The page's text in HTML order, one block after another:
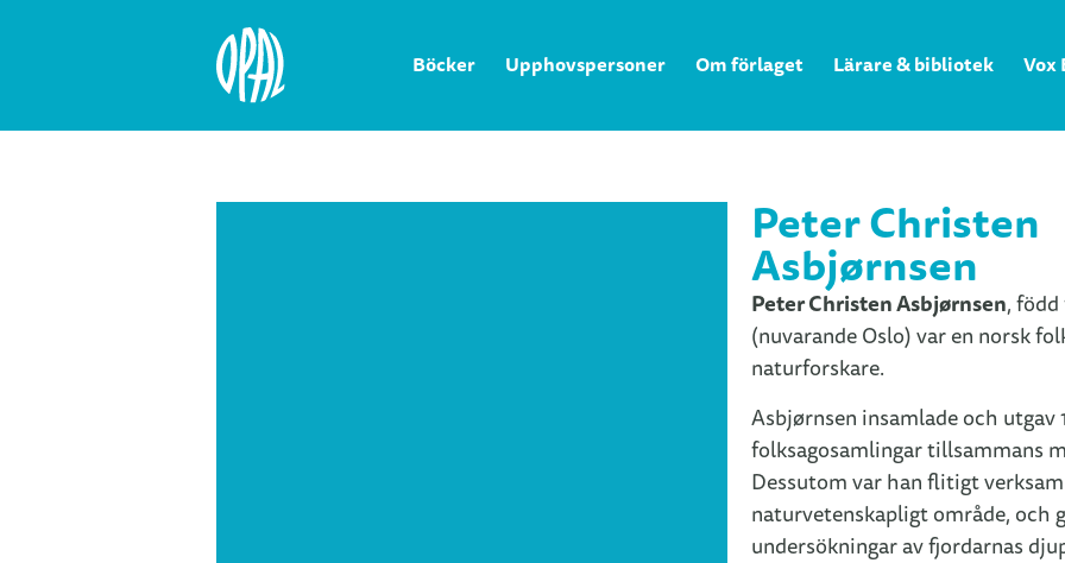
Böcker Upphovspersoner Om förlaget Lärare & bibliotek Vox
Peter Christen
Asbjørnsen
Peter Christen Asbjørnsen, född
(nuvarande Oslo) var en norsk
naturforskare.
Asbjørnsen insamlade och utgav
folksagosamlingar tillsammans
Dessutom var han flitigt
naturvetenskapligt område, och
undersökningar av fjordarnas